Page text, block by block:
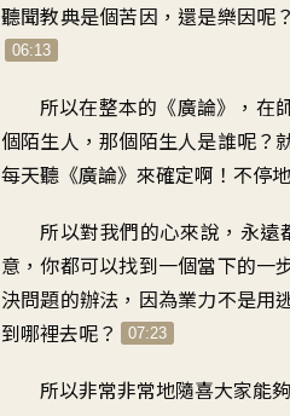
聽聞教典是個苦因，還是樂因呢
06:13
所以在整本的《廣論》，在
個陌生人，那個陌生人是誰呢？
每天聽《廣論》來確定啊！不停
所以對我們的心來說，永
意，你都可以找到一個當下的一
決問題的辦法，因為業力不是用
到哪裡去呢？
07:23
所以非常非常地隨喜大家能